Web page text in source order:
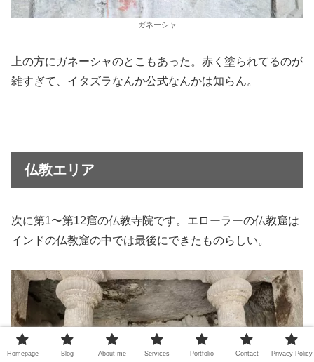
ガネーシャ
上の方にガネーシャのとこもあった。赤く塗られてるのが
雑すぎて、イタズラなんか公式なんかは知らん。
仏教エリア
次に第1〜第12窟の仏教寺院です。エローラーの仏教窟は
インドの仏教窟の中では最後にできたものらしい。
Homepage Blog About me Services Portfolio Contact Privacy Policy